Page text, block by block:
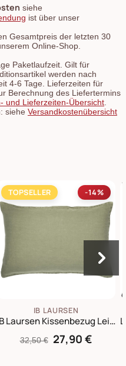
siehe
ist über unser
Gesamtpreis der letzten 30
Online-Shop.
Paketlaufzeit. Gilt für
werden nach
4-6 Tage. Lieferzeiten für
Berechnung des Liefertermins
und Lieferzeiten-Übersicht
siehe Versandkostenübersicht
TOPSELLER -14%
IB LAURSEN
IB Laursen Kissenbezug Leinen 60x40 cm
32,50 € 27,90 €